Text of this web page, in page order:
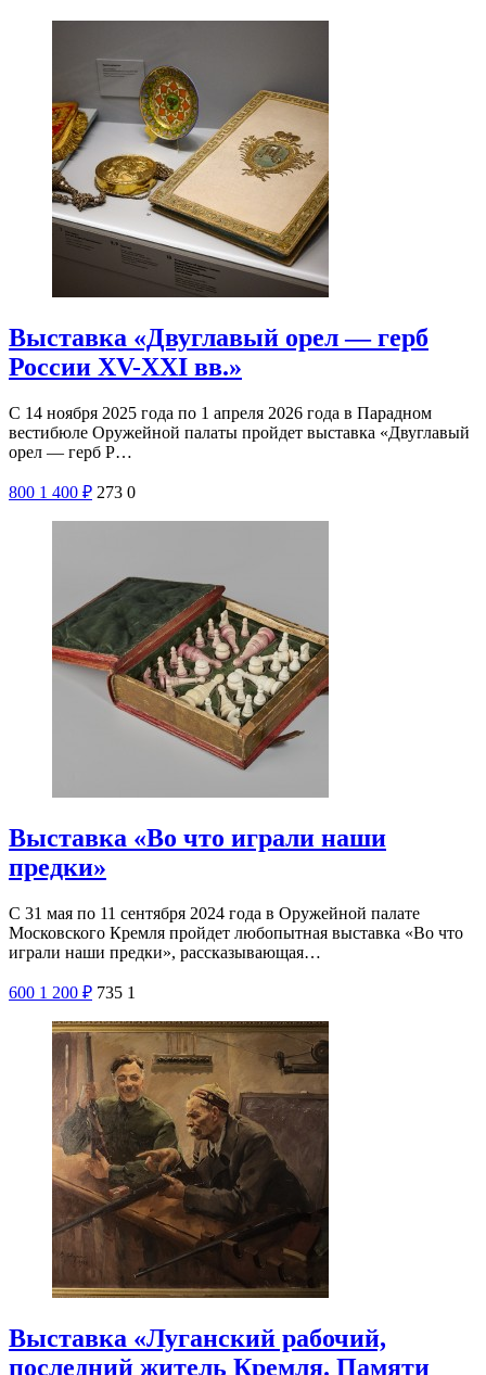
Выставка «Двуглавый орел — герб
России XV-XXI вв.»
С 14 ноября 2025 года по 1 апреля 2026 года в Парадном
вестибюле Оружейной палаты пройдет выставка «Двуглавый
орел — герб Р…
800 1 400 ₽ 273 0
Выставка «Во что играли наши
предки»
С 31 мая по 11 сентября 2024 года в Оружейной палате
Московского Кремля пройдет любопытная выставка «Во что
играли наши предки», рассказывающая…
600 1 200 ₽ 735 1
Выставка «Луганский рабочий,
последний житель Кремля. Памяти